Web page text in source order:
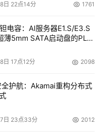
进行在线查阅。
日 22点14分 1761
电容：AI服务器E1.S/E3.S
薄5mm SATA启动盘的PLP
日 17点12分 2098
护航：Akamai重构分布式
日 23点33分 2012